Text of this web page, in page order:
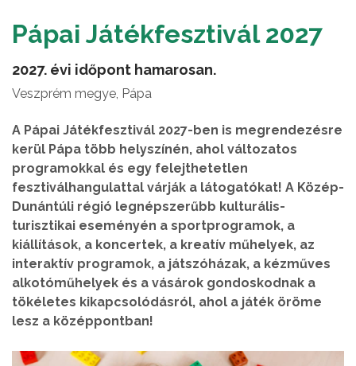
Pápai Játékfesztivál 2027
2027. évi időpont hamarosan.
Veszprém megye, Pápa
A Pápai Játékfesztivál 2027-ben is megrendezésre
kerül Pápa több helyszínén, ahol változatos
programokkal és egy felejthetetlen
fesztiválhangulattal várják a látogatókat! A Közép-
Dunántúli régió legnépszerűbb kulturális-
turisztikai eseményén a sportprogramok, a
kiállítások, a koncertek, a kreatív műhelyek, az
interaktív programok, a játszóházak, a kézműves
alkotóműhelyek és a vásárok gondoskodnak a
tökéletes kikapcsolódásról, ahol a játék öröme
lesz a középpontban!